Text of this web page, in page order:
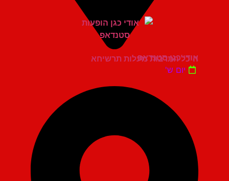
היכל התרבות מעלות תרשיחא
אודי כגן סטנדאפ
יום ש'